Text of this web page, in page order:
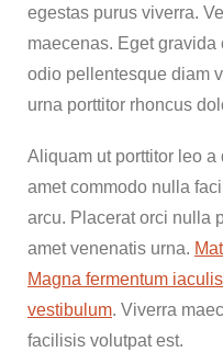
egestas purus viverra.
maecenas. Eget
odio pellentesque diam
urna porttitor rhoncus
Aliquam ut porttitor leo
amet commodo nulla
arcu. Placerat orci nulla
amet venenatis urna.
Magna fermentum
vestibulum. Viverra
facilisis volutpat est.